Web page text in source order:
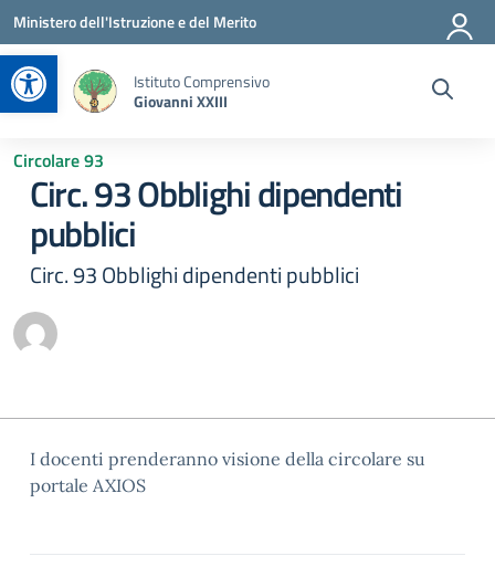
Apri la barra degli strumenti
Vai ai contenuti
Vai al menu di navigazione
Vai al footer
Ministero dell'Istruzione e del Merito
Istituto Comprensivo
Giovanni XXIII
Circolare 93
Circ. 93 Obblighi dipendenti
pubblici
Circ. 93 Obblighi dipendenti pubblici
I docenti prenderanno visione della circolare su
portale AXIOS